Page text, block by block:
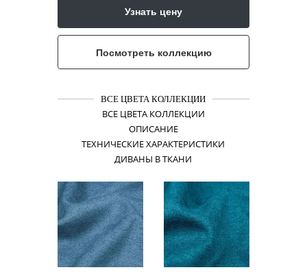
Узнать цену
Посмотреть коллекцию
ВСЕ ЦВЕТА КОЛЛЕКЦИИ
ВСЕ ЦВЕТА КОЛЛЕКЦИИ
ОПИСАНИЕ
ТЕХНИЧЕСКИЕ ХАРАКТЕРИСТИКИ
ДИВАНЫ В ТКАНИ